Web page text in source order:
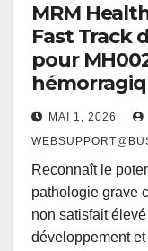
MRM
Fast Track
pour
MAI 1, 2026
Reconnaît le
pathologie grave
non satisfait
développement